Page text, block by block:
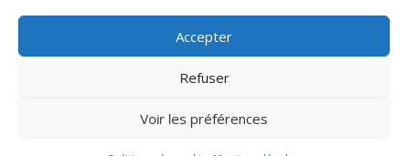
Accepter
Refuser
Voir les préférences